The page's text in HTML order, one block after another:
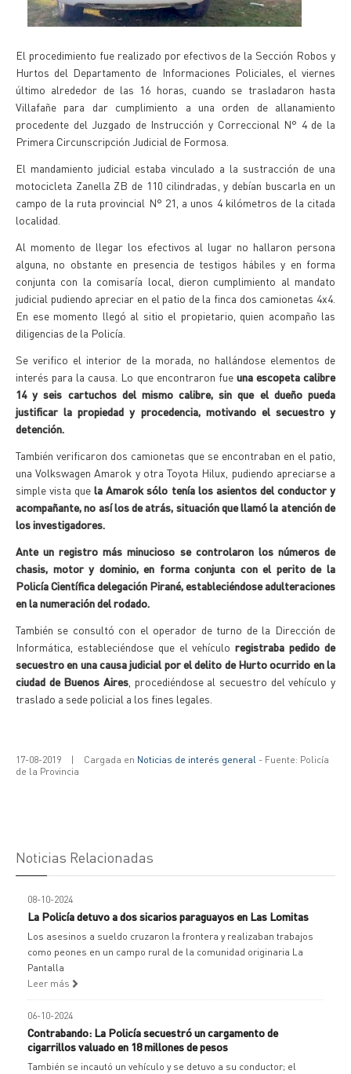
El procedimiento fue realizado por efectivos de la Sección Robos y
Hurtos del Departamento de Informaciones Policiales, el viernes
último alrededor de las 16 horas, cuando se trasladaron hasta
Villafañe para dar cumplimiento a una orden de allanamiento
procedente del Juzgado de Instrucción y Correccional N° 4 de la
Primera Circunscripción Judicial de Formosa.
El mandamiento judicial estaba vinculado a la sustracción de una
motocicleta Zanella ZB de 110 cilindradas, y debían buscarla en un
campo de la ruta provincial N° 21, a unos 4 kilómetros de la citada
localidad.
Al momento de llegar los efectivos al lugar no hallaron persona
alguna, no obstante en presencia de testigos hábiles y en forma
conjunta con la comisaría local, dieron cumplimiento al mandato
judicial pudiendo apreciar en el patio de la finca dos camionetas 4x4.
En ese momento llegó al sitio el propietario, quien acompaño las
diligencias de la Policía.
Se verifico el interior de la morada, no hallándose elementos de
interés para la causa. Lo que encontraron fue una escopeta calibre
14 y seis cartuchos del mismo calibre, sin que el dueño pueda
justificar la propiedad y procedencia, motivando el secuestro y
detención.
También verificaron dos camionetas que se encontraban en el patio,
una Volkswagen Amarok y otra Toyota Hilux, pudiendo apreciarse a
simple vista quela Amarok sólo tenía los asientos del conductor y
acompañante, no así los de atrás, situación que llamó la atención de
los investigadores.
Ante un registro más minucioso se controlaron los números de
chasis, motor y dominio, en forma conjunta con el perito de la
Policía Científica delegación Pirané, estableciéndose adulteraciones
en la numeración del rodado.
También se consultó con el operador de turno de la Dirección de
Informática, estableciéndose que el vehículoregistraba pedido de
secuestro en una causa judicial por el delito de Hurto ocurrido en la
ciudad de Buenos Aires , procediéndose al secuestro del vehículo y
traslado a sede policial a los fines legales.
17-08-2019 | Cargada en Noticias de interés general - Fuente: Policía
de la Provincia
Noticias Relacionadas
08-10-2024
La Policía detuvo a dos sicarios paraguayos en Las Lomitas
Los asesinos a sueldo cruzaron la frontera y realizaban trabajos
como peones en un campo rural de la comunidad originaria La
Pantalla
Leer más
06-10-2024
Contrabando: La Policía secuestró un cargamento de
cigarrillos valuado en 18 millones de pesos
También se incautó un vehículo y se detuvo a su conductor; el